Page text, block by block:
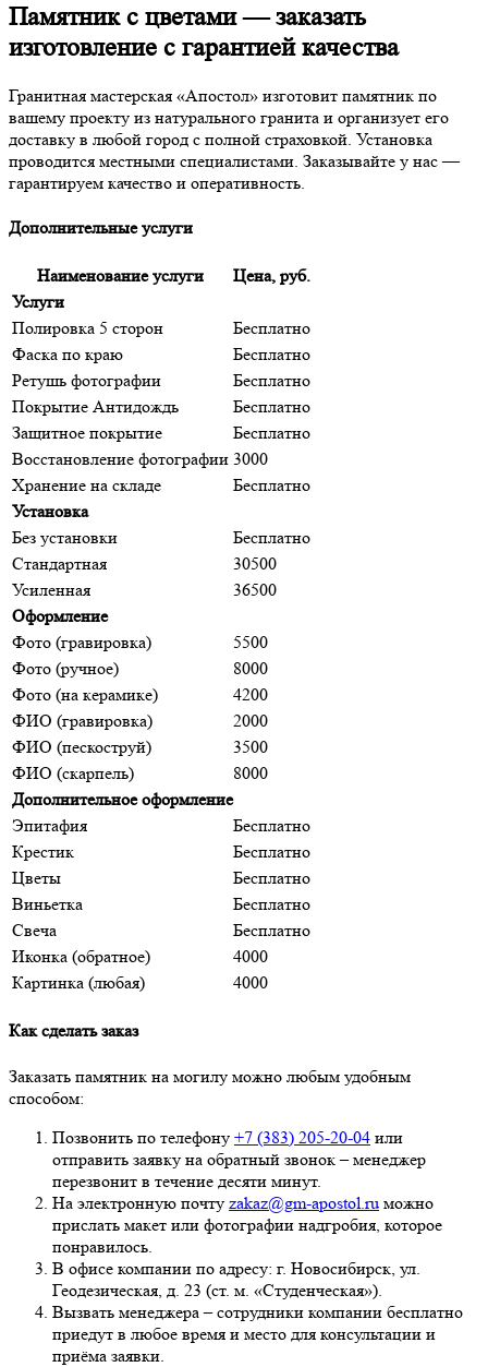
Памятник с цветами — заказать
изготовление с гарантией качества
Гранитная мастерская «Апостол» изготовит памятник по
вашему проекту из натурального гранита и организует его
доставку в любой город с полной страховкой. Установка
проводится местными специалистами. Заказывайте у нас —
гарантируем качество и оперативность.
Дополнительные услуги
Наименование услуги
Цена, руб.
Услуги
Полировка 5 сторон
Бесплатно
Фаска по краю
Бесплатно
Ретушь фотографии
Бесплатно
Покрытие Антидождь
Бесплатно
Защитное покрытие
Бесплатно
Восстановление фотографии 3000
Хранение на складе
Бесплатно
Установка
Без установки
Бесплатно
Стандартная
30500
Усиленная
36500
Оформление
Фото (гравировка)
5500
Фото (ручное)
8000
Фото (на керамике)
4200
ФИО (гравировка)
2000
ФИО (пескоструй)
3500
ФИО (скарпель)
8000
Дополнительное оформление
Эпитафия
Бесплатно
Крестик
Бесплатно
Цветы
Бесплатно
Виньетка
Бесплатно
Свеча
Бесплатно
Иконка (обратное)
4000
Картинка (любая)
4000
Как сделать заказ
Заказать памятник на могилу можно любым удобным
способом:
Позвонить по телефону +7 (383) 205-20-04 или
отправить заявку на обратный звонок – менеджер
перезвонит в течение десяти минут.
На электронную почту zakaz@gm-apostol.ru можно
прислать макет или фотографии надгробия, которое
понравилось.
В офисе компании по адресу: г. Новосибирск, ул.
Геодезическая, д. 23 (ст. м. «Студенческая»).
Вызвать менеджера – сотрудники компании бесплатно
приедут в любое время и место для консультации и
приёма заявки.